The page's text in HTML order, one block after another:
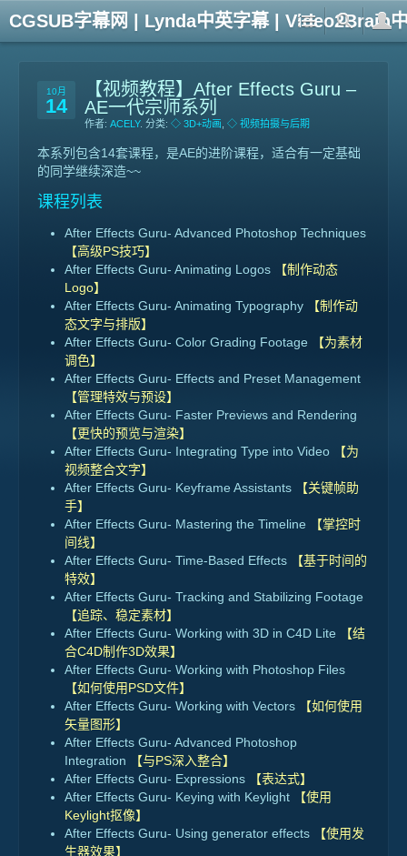
CGSUB字幕网 | Lynda中英字幕 | Video2Brain
10月
14
【视频教程】After Effects Guru –
AE一代宗师系列
作者: ACELY. 分类: ◇ 3D+动画 ◇ 视频拍摄与后期
本系列包含14套课程，是AE的进阶课程，适合有一定基础
的同学继续深造~~
课程列表
After Effects Guru- Advanced Photoshop Techniques
【高级PS技巧】
After Effects Guru- Animating Logos
【制作动态
Logo】
After Effects Guru- Animating Typography
【制作动
态文字与排版】
After Effects Guru- Color Grading Footage
【为素材
调色】
After Effects Guru- Effects and Preset Management
【管理特效与预设】
After Effects Guru- Faster Previews and Rendering
【更快的预览与渲染】
After Effects Guru- Integrating Type into Video
【为
视频整合文字】
After Effects Guru- Keyframe Assistants
【关键帧助
手】
After Effects Guru- Mastering the Timeline
【掌控时
间线】
After Effects Guru- Time-Based Effects
【基于时间的
特效】
After Effects Guru- Tracking and Stabilizing Footage
【追踪、稳定素材】
After Effects Guru- Working with 3D in C4D Lite
【结
合C4D制作3D效果】
After Effects Guru- Working with Photoshop Files
【如何使用PSD文件】
After Effects Guru- Working with Vectors
【如何使用
矢量图形】
After Effects Guru- Advanced Photoshop
Integration
【与PS深入整合】
After Effects Guru- Expressions
【表达式】
After Effects Guru- Keying with Keylight
【使用
Keylight抠像】
After Effects Guru- Using generator effects
【使用发
生器效果】